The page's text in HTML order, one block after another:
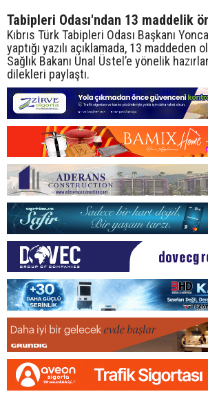
Tabipleri Odası'ndan 13 maddelik
Kıbrıs Türk Tabipleri Odası Başkanı
yaptığı yazılı açıklamada, 13 maddeden
Sağlık Bakanı Ünal Üstel’e yönelik
dilekleri paylaştı.